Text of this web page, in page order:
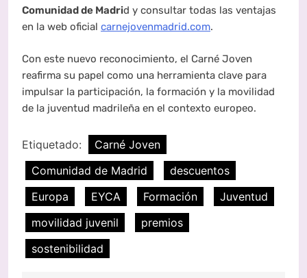
Comunidad de Madrid y consultar todas las ventajas
en la web oficial carnejovenmadrid.com.
Con este nuevo reconocimiento, el Carné Joven
reafirma su papel como una herramienta clave para
impulsar la participación, la formación y la movilidad
de la juventud madrileña en el contexto europeo.
Etiquetado:
Carné Joven
Comunidad de Madrid
descuentos
Europa
EYCA Formación
Juventud
movilidad juvenil
premios
sostenibilidad